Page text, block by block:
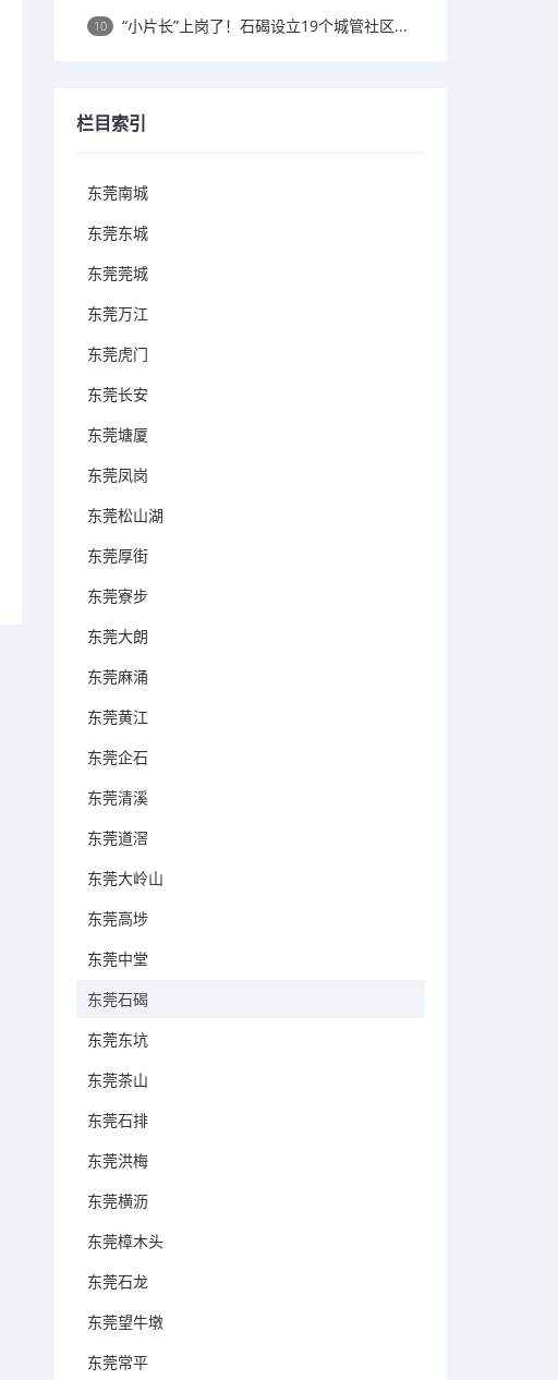
10 “小片长”上岗了！石碣设立19个城管社区...
栏目索引
东莞南城
东莞东城
东莞莞城
东莞万江
东莞虎门
东莞长安
东莞塘厦
东莞凤岗
东莞松山湖
东莞厚街
东莞寮步
东莞大朗
东莞麻涌
东莞黄江
东莞企石
东莞清溪
东莞道滘
东莞大岭山
东莞高埗
东莞中堂
东莞石碣
东莞东坑
东莞茶山
东莞石排
东莞洪梅
东莞横沥
东莞樟木头
东莞石龙
东莞望牛墩
东莞常平